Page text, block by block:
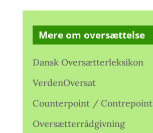
Mere om oversættelse
Dansk Oversætterleksikon
VerdenOversat
Counterpoint / Contrepoint
Oversætterrådgivning